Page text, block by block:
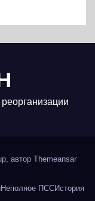
автор Themeansar
Неполное ПССИстория